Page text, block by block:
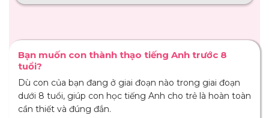
Bạn muốn con thành thạo tiếng Anh trước 8
tuổi?
Dù con của bạn đang ở giai đoạn nào trong giai đoạn
dưới 8 tuổi, giúp con học tiếng Anh cho trẻ là hoàn toàn
cần thiết và đúng đắn.